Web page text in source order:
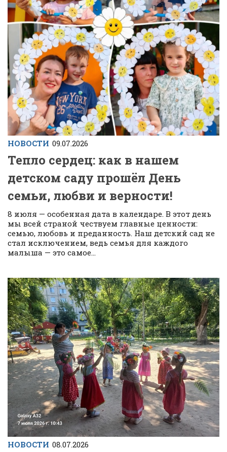
НОВОСТИ 09.07.2026
Тепло сердец: как в нашем
детском саду прошёл День
семьи, любви и верности!
8 июля — особенная дата в календаре. В этот день
мы всей страной чествуем главные ценности:
семью, любовь и преданность. Наш детский сад не
стал исключением, ведь семья для каждого
малыша — это самое...
НОВОСТИ 08.07.2026